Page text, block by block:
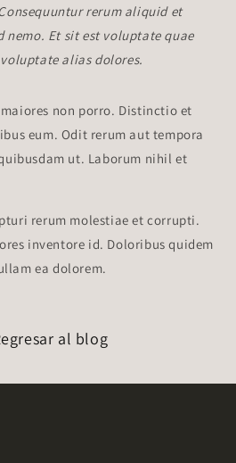
rerum aliquid et
nemo. Et sit est voluptate quae
alias dolores.
non porro. Distinctio et
eum. Odit rerum aut tempora
ut. Laborum nihil et
rerum molestiae et corrupti.
inventore id. Doloribus quidem
ea dolorem.
al blog